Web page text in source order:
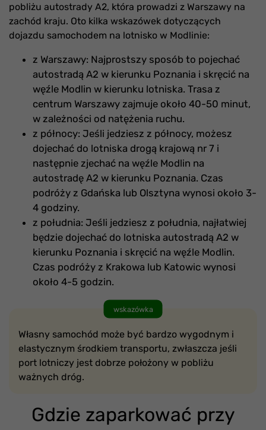
pobliżu autostrady A2, która prowadzi z Warszawy na
zachód kraju. Oto kilka wskazówek dotyczących
dojazdu samochodem na lotnisko w Modlinie:
z Warszawy: Najprostszy sposób to pojechać
autostradą A2 w kierunku Poznania i skręcić na
węźle Modlin w kierunku lotniska. Trasa z
centrum Warszawy zajmuje około 40-50 minut,
w zależności od natężenia ruchu.
z północy: Jeśli jedziesz z północy, możesz
dojechać do lotniska drogą krajową nr 7 i
następnie zjechać na węźle Modlin na
autostradę A2 w kierunku Poznania. Czas
podróży z Gdańska lub Olsztyna wynosi około 3-
4 godziny.
z południa: Jeśli jedziesz z południa, najłatwiej
będzie dojechać do lotniska autostradą A2 w
kierunku Poznania i skręcić na węźle Modlin.
Czas podróży z Krakowa lub Katowic wynosi
około 4-5 godzin.
wskazówka
Własny samochód może być bardzo wygodnym i
elastycznym środkiem transportu, zwłaszcza jeśli
port lotniczy jest dobrze położony w pobliżu
ważnych dróg.
Gdzie zaparkować przy